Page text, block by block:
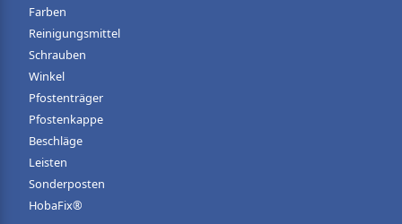
Farben
Reinigungsmittel
Schrauben
Winkel
Pfostenträger
Pfostenkappe
Beschläge
Leisten
Sonderposten
HobaFix®